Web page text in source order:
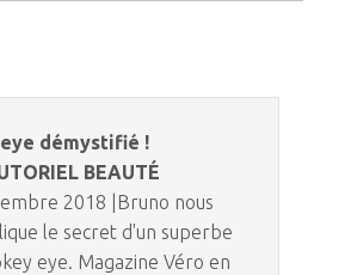
démystifié !
BEAUTÉ
2018 |Bruno nous
le secret d'un superbe
eye. Magazine Véro en